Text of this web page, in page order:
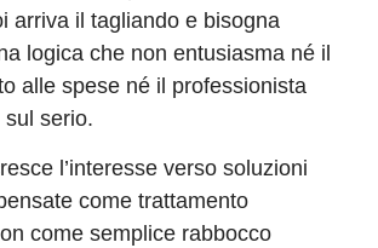
arriva il tagliando e bisogna
logica che non entusiasma né il
alle spese né il professionista
serio.
l’interesse verso soluzioni
come trattamento
come semplice rabbocco